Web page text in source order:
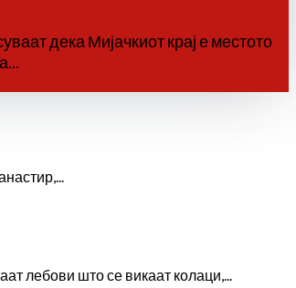
дека Мијачкиот крај е местото
лебови што се викаат колаци,...